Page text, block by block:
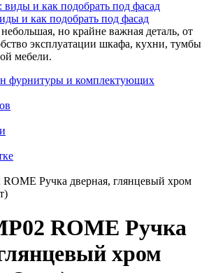
и как подобрать под фасад
но крайне важная деталь, от
эксплуатации шкафа, кухни, тумбы
мебели.
фурнитуры и комплектующих
ROME Ручка дверная, глянцевый хром
ROME Ручка
хром